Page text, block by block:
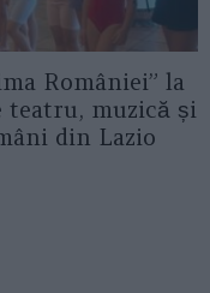
României” la
teatru, muzică și
din Lazio